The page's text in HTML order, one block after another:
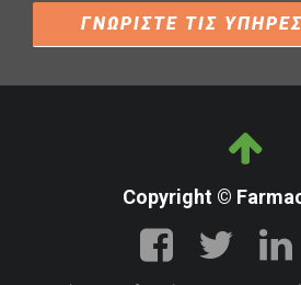
ΓΝΩΡΙΣΤΕ ΤΙΣ
Copyright ©